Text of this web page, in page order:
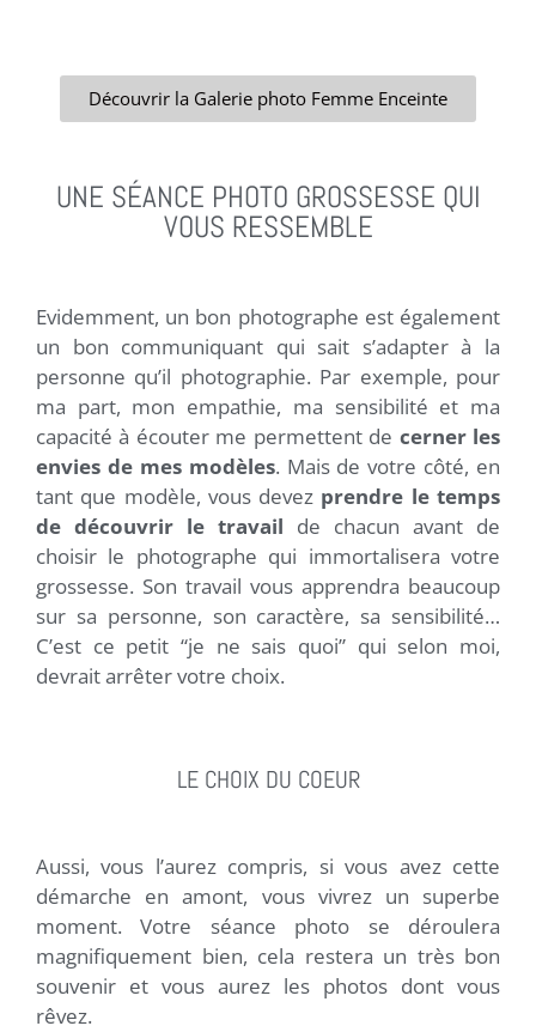
Découvrir la Galerie photo Femme Enceinte
UNE SÉANCE PHOTO GROSSESSE QUI
VOUS RESSEMBLE
Evidemment, un bon photographe est également
un bon communiquant qui sait s’adapter à la
personne qu’il photographie. Par exemple, pour
ma part, mon empathie, ma sensibilité et ma
capacité à écouter me permettent de cerner les
envies de mes modèles. Mais de votre côté, en
tant que modèle, vous devez prendre le temps
de découvrir le travail de chacun avant de
choisir le photographe qui immortalisera votre
grossesse. Son travail vous apprendra beaucoup
sur sa personne, son caractère, sa sensibilité…
C’est ce petit “je ne sais quoi” qui selon moi,
devrait arrêter votre choix.
LE CHOIX DU COEUR
Aussi, vous l’aurez compris, si vous avez cette
démarche en amont, vous vivrez un superbe
moment. Votre séance photo se déroulera
magnifiquement bien, cela restera un très bon
souvenir et vous aurez les photos dont vous
rêvez.